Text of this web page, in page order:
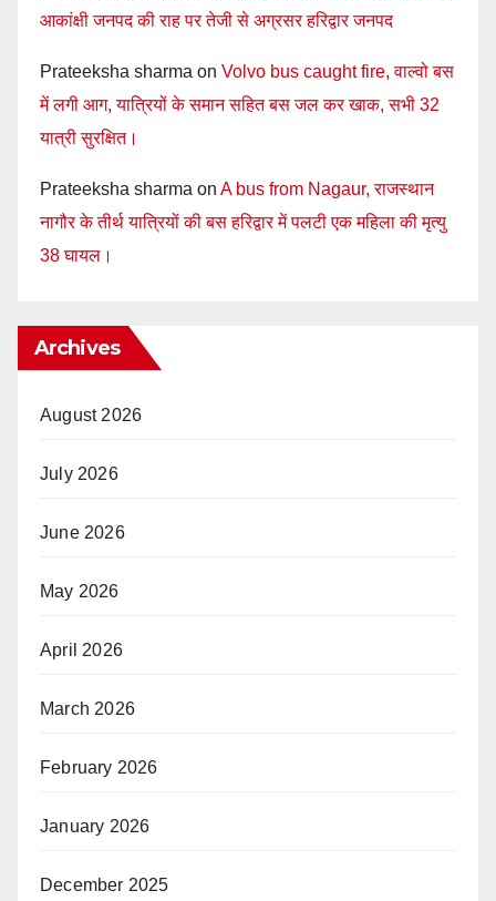
आकांक्षी जनपद की राह पर तेजी से अग्रसर हरिद्वार जनपद
Prateeksha sharma on Volvo bus caught fire, वाल्वो बस
में लगी आग, यात्रियों के समान सहित बस जल कर खाक, सभी 32
यात्री सुरक्षित।
Prateeksha sharma on A bus from Nagaur, राजस्थान
नागौर के तीर्थ यात्रियों की बस हरिद्वार में पलटी एक महिला की मृत्यु
38 घायल।
Archives
August 2026
July 2026
June 2026
May 2026
April 2026
March 2026
February 2026
January 2026
December 2025